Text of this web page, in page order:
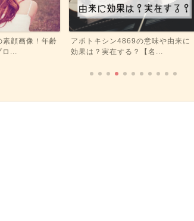
素顔画像！年齢
...
アポトキシン4869の意味や由来に
効果は？実在する？【名...